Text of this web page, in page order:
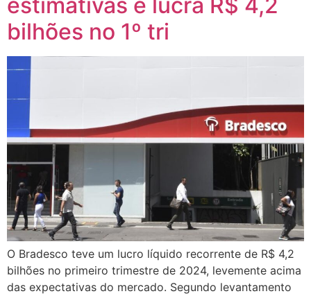
bilhões no 1º tri
O Bradesco teve um lucro líquido recorrente de R$ 4,2
bilhões no primeiro trimestre de 2024, levemente acima
das expectativas do mercado. Segundo levantamento